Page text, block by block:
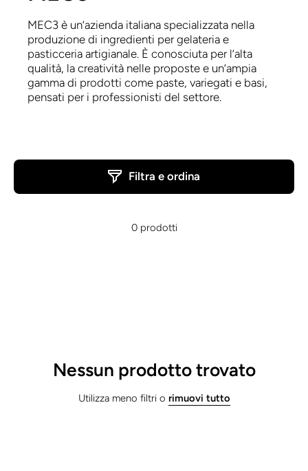
MEC3 è un’azienda italiana specializzata nella
produzione di ingredienti per gelateria e
pasticceria artigianale. È conosciuta per l’alta
qualità, la creatività nelle proposte e un’ampia
gamma di prodotti come paste, variegati e basi,
pensati per i professionisti del settore.
Filtra e ordina
0 prodotti
Nessun prodotto trovato
Utilizza meno filtri o rimuovi tutto